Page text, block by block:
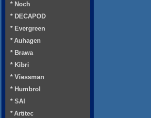
* Noch
* DECAPOD
* Evergreen
* Auhagen
* Brawa
* Kibri
* Viessman
* Humbrol
* SAI
* Artitec